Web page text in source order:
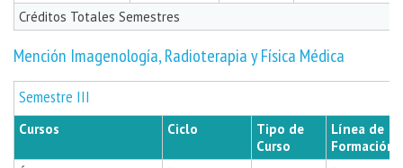
Créditos Totales Semestres
Mención Imagenología, Radioterapia y Física Médica
Semestre III
Cursos Ciclo
Tipo de
Curso
Línea de
Formación